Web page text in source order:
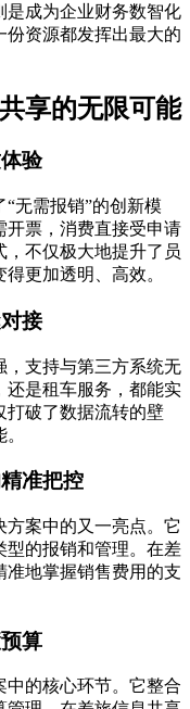
是成为企业财务数智化
资源都发挥出最大的
享的无限可能
验
无需报销”的创新模
开票，消费直接受申请
不仅极大地提升了员
更加透明、高效。
接
，支持与第三方系统无
还是租车服务，都能实
打破了数据流转的壁
准把控
案中的又一亮点。它
型的报销和管理。在差
地掌握销售费用的支
算
的核心环节。它整合